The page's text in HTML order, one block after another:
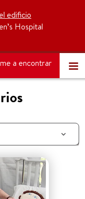
edificio
Hospital
a encontrar